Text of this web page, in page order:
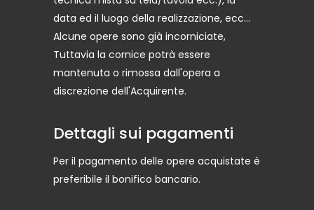
data ed il luogo della realizzazione, ecc...
Alcune opere sono già incorniciate,
Tuttavia la cornice potrà essere
mantenuta o rimossa dall'opera a
discrezione dell'Acquirente.
Dettagli sui pagamenti
Per il pagamento delle opere acquistate è
preferibile il bonifico bancario.